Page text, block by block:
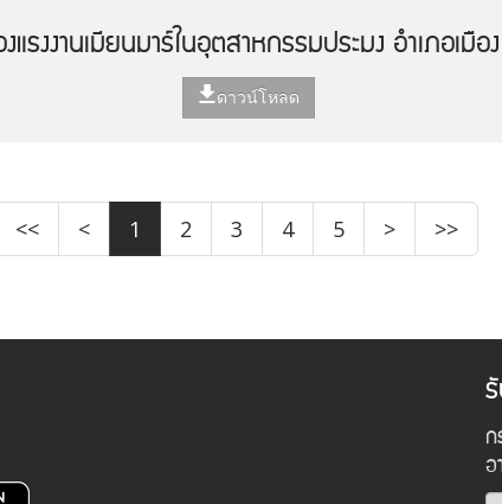
แรงงานเมียนมาร์ในอุตสาหกรรมประมง อำเภอเมื
ดาวน์โหลด
<< < 1 2 3 4 5 > >>
อ